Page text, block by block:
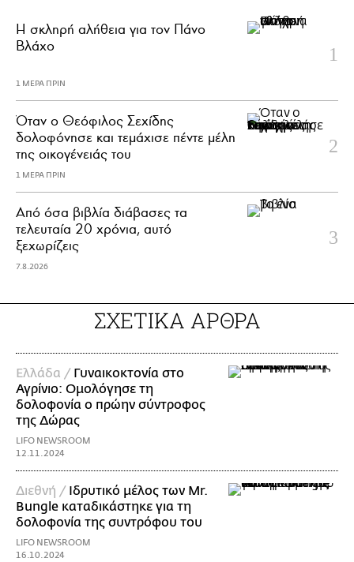
H σκληρή αλήθεια για τον Πάνο
Βλάχο
1 ΜΕΡΑ ΠΡΙΝ
Όταν ο Θεόφιλος Σεχίδης
δολοφόνησε και τεμάχισε πέντε μέλη
της οικογένειάς του
1 ΜΕΡΑ ΠΡΙΝ
Από όσα βιβλία διάβασες τα
τελευταία 20 χρόνια, αυτό
ξεχωρίζεις
7.8.2026
ΣΧΕΤΙΚΑ ΑΡΘΡΑ
Ελλάδα / Γυναικοκτονία στο
Αγρίνιο: Ομολόγησε τη
δολοφονία ο πρώην σύντροφος
της Δώρας
LIFO NEWSROOM
12.11.2024
Διεθνή / Ιδρυτικό μέλος των Mr.
Bungle καταδικάστηκε για τη
δολοφονία της συντρόφου του
LIFO NEWSROOM
16.10.2024